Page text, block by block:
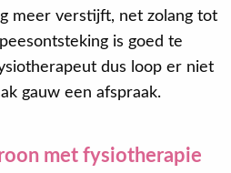
meer verstijft, net zolang tot
is goed te
dus loop er niet
gauw een afspraak.
met fysiotherapie